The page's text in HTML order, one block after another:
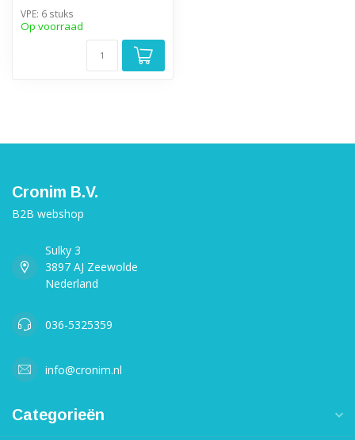
VPE: 6 stuks
Op voorraad
Cronim B.V.
B2B webshop
Sulky 3
3897 AJ Zeewolde
Nederland
036-5325359
info@cronim.nl
Categorieën